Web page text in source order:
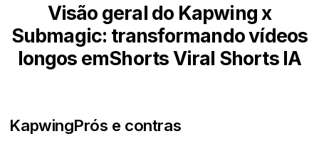
Visão geral do Kapwing x
Submagic: transformando vídeos
longos emShorts Viral Shorts IA
KapwingPrós e contras